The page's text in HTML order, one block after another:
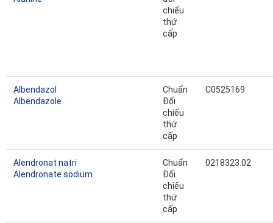
chiếu
thứ
cấp
Albendazol
Albendazole
Chuẩn
Đối
chiếu
thứ
cấp
C0525169
Alendronat natri
Alendronate sodium
Chuẩn
Đối
chiếu
thứ
cấp
0218323.02